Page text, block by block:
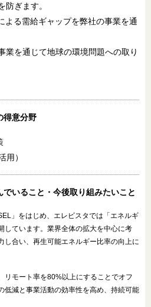
防ぎます。
よる需給ギャップを弊社の事業を通
業を通じて地球の環境問題への取り
得意分野
用）
でいること・ 今後取り組みたいこと
」をはじめ、エレビスタでは「エネルギ
しています。業界全体の拡大を中心に考
し合い、再生可能エネルギー比率の向上に
リモート率を80%以上にすることでオフ
低減と事業活動の効率性を高め、持続可能